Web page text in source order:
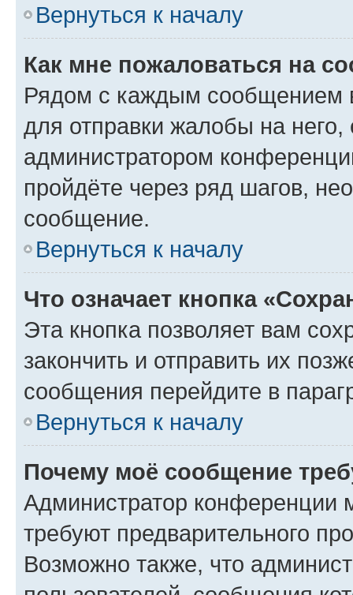
Вернуться к началу
Как мне пожаловаться на
Рядом с каждым сообщением
для отправки жалобы на
администратором
пройдёте через ряд шагов,
сообщение.
Вернуться к началу
Что означает кнопка
Эта кнопка позволяет вам
закончить и отправить их
сообщения перейдите в
Вернуться к началу
Почему моё сообщение
Администратор конференции
требуют предварительного
Возможно также, что